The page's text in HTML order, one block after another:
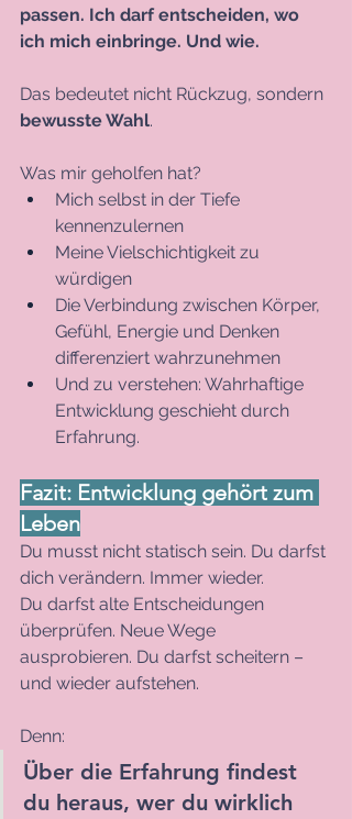
passen. Ich darf entscheiden, wo
ich mich einbringe. Und wie.
Das bedeutet nicht Rückzug, sondern
bewusste Wahl.
Was mir geholfen hat?
Mich selbst in der Tiefe
kennenzulernen
Meine Vielschichtigkeit zu
würdigen
Die Verbindung zwischen Körper,
Gefühl, Energie und Denken
differenziert wahrzunehmen
Und zu verstehen: Wahrhaftige
Entwicklung geschieht durch
Erfahrung.
Fazit: Entwicklung gehört zum
Leben
Du musst nicht statisch sein. Du darfst
dich verändern. Immer wieder.
Du darfst alte Entscheidungen
überprüfen. Neue Wege
ausprobieren. Du darfst scheitern –
und wieder aufstehen.
Denn:
Über die Erfahrung findest
du heraus, wer du wirklich